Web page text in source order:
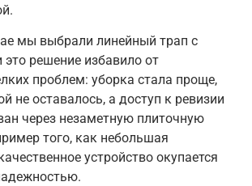
мы выбрали линейный трап с
решение избавило от
проблем: уборка стала проще,
не оставалось, а доступ к ревизии
через незаметную плиточную
того, как небольшая
устройство окупается